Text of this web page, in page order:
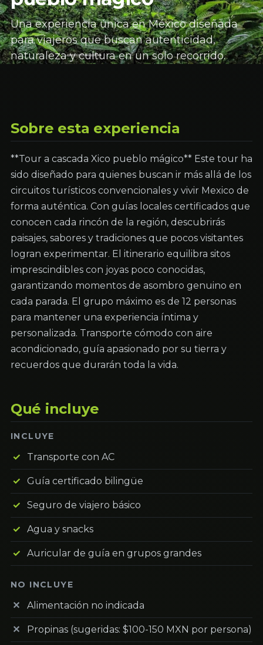
Una experiencia única en México diseñada
para viajeros que buscan autenticidad,
naturaleza y cultura en un solo recorrido.
Sobre esta experiencia
**Tour a cascada Xico pueblo mágico** Este tour ha
sido diseñado para quienes buscan ir más allá de los
circuitos turísticos convencionales y vivir Mexico de
forma auténtica. Con guías locales certificados que
conocen cada rincón de la región, descubrirás
paisajes, sabores y tradiciones que pocos visitantes
logran experimentar. El itinerario equilibra sitos
imprescindibles con joyas poco conocidas,
garantizando momentos de asombro genuino en
cada parada. El grupo máximo es de 12 personas
para mantener una experiencia íntima y
personalizada. Transporte cómodo con aire
acondicionado, guía apasionado por su tierra y
recuerdos que durarán toda la vida.
Qué incluye
INCLUYE
Transporte con AC
Guía certificado bilingüe
Seguro de viajero básico
Agua y snacks
Auricular de guía en grupos grandes
NO INCLUYE
Alimentación no indicada
Propinas (sugeridas: $100-150 MXN por persona)